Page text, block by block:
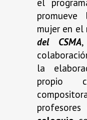
el
mujer en el
del CSMA,
la
propio